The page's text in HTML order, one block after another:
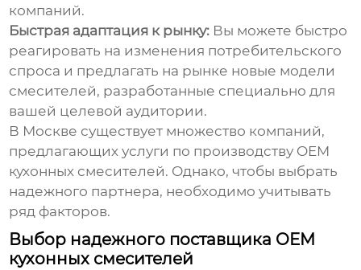
компаний.
Быстрая адаптация к рынку: Вы можете быстро
реагировать на изменения потребительского
спроса и предлагать на рынке новые модели
смесителей, разработанные специально для
вашей целевой аудитории.
В Москве существует множество компаний,
предлагающих услуги по производству OEM
кухонных смесителей. Однако, чтобы выбрать
надежного партнера, необходимо учитывать
ряд факторов.
Выбор надежного поставщика OEM
кухонных смесителей